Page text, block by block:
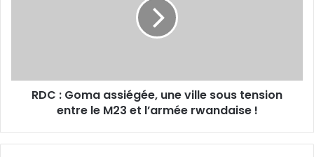
RDC : Goma assiégée, une ville sous tension
entre le M23 et l’armée rwandaise !